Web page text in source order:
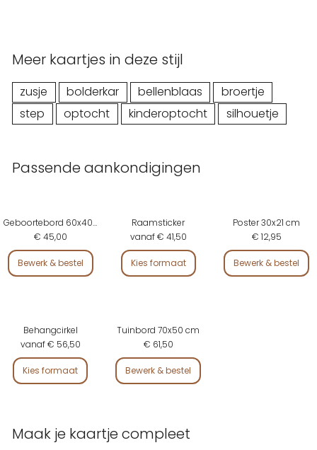
Meer kaartjes in deze stijl
zusje bolderkar bellenblaas
broertje
step
optocht kinderoptocht silhouetje
Maak je kaartje compleet
Passende aankondigingen
Geboortebord 60x40 cm
€ 45,00
Bewerk & bestel
Raamsticker
vanaf € 41,50
Kies formaat
Poster 30x21 cm
€ 12,95
Bewerk & bestel
Behangcirkel
vanaf € 56,50
Kies formaat
Tuinbord 70x50 cm
€ 61,50
Bewerk & bestel